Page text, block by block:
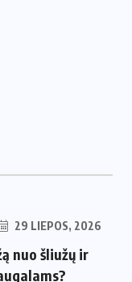
29 LIEPOS, 2026
nuo šliužų ir